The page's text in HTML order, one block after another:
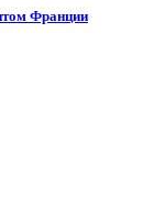
Франции